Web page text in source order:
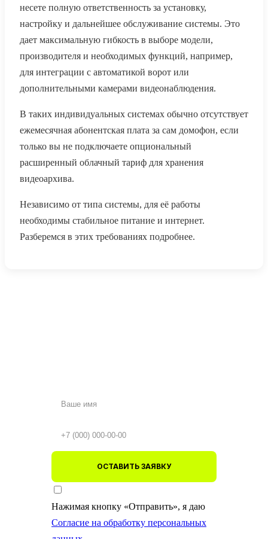
несете полную ответственность за установку,
настройку и дальнейшее обслуживание системы. Это
дает максимальную гибкость в выборе модели,
производителя и необходимых функций, например,
для интеграции с автоматикой ворот или
дополнительными камерами видеонаблюдения.
В таких индивидуальных системах обычно отсутствует
ежемесячная абонентская плата за сам домофон, если
только вы не подключаете опциональный
расширенный облачный тариф для хранения
видеоархива.
Независимо от типа системы, для её работы
необходимы стабильное питание и интернет.
Разберемся в этих требованиях подробнее.
ОСТАВИТЬ ЗАЯВКУ
Нажимая кнопку «Отправить», я даю
Согласие на обработку персональных